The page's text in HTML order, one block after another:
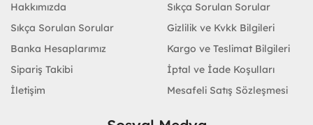
Hakkımızda
Sıkça Sorulan Sorular
Banka Hesaplarımız
Sipariş Takibi
İletişim
Sıkça Sorulan Sorular
Gizlilik ve Kvkk Bilgileri
Kargo ve Teslimat Bilgileri
İptal ve İade Koşulları
Mesafeli Satış Sözleşmesi